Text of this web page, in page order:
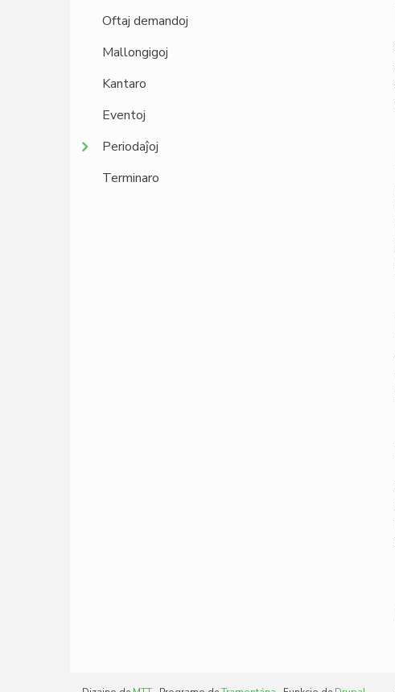
Oftaj demandoj
Mallongigoj
Kantaro
Eventoj
Periodaĵoj
Terminaro